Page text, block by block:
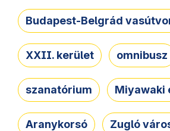
Budapest-Belgrád
XXII. kerület omnibusz
szanatórium Miyawaki
Aranykorsó Zugló